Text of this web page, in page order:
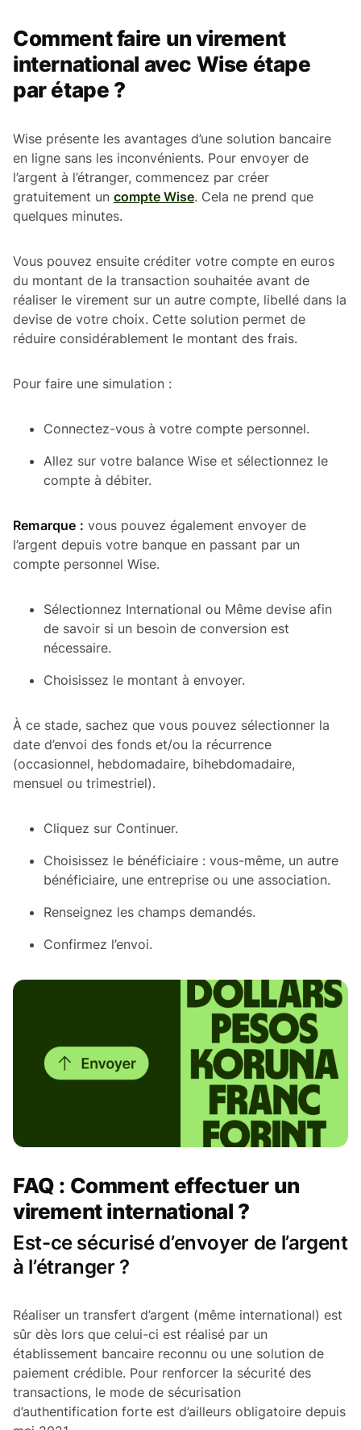
Comment faire un virement
international avec Wise étape
par étape ?
Wise présente les avantages d’une solution bancaire
en ligne sans les inconvénients. Pour envoyer de
l’argent à l’étranger, commencez par créer
gratuitement un compte Wise. Cela ne prend que
quelques minutes.
Vous pouvez ensuite créditer votre compte en euros
du montant de la transaction souhaitée avant de
réaliser le virement sur un autre compte, libellé dans la
devise de votre choix. Cette solution permet de
réduire considérablement le montant des frais.
Pour faire une simulation :
Connectez-vous à votre compte personnel.
Allez sur votre balance Wise et sélectionnez le
compte à débiter.
Remarque : vous pouvez également envoyer de
l’argent depuis votre banque en passant par un
compte personnel Wise.
Sélectionnez International ou Même devise afin
de savoir si un besoin de conversion est
nécessaire.
Choisissez le montant à envoyer.
À ce stade, sachez que vous pouvez sélectionner la
date d’envoi des fonds et/ou la récurrence
(occasionnel, hebdomadaire, bihebdomadaire,
mensuel ou trimestriel).
Cliquez sur Continuer.
Choisissez le bénéficiaire : vous-même, un autre
bénéficiaire, une entreprise ou une association.
Renseignez les champs demandés.
Confirmez l’envoi.
FAQ : Comment effectuer un
virement international ?
Est-ce sécurisé d’envoyer de l’argent
à l’étranger ?
Réaliser un transfert d’argent (même international) est
sûr dès lors que celui-ci est réalisé par un
établissement bancaire reconnu ou une solution de
paiement crédible. Pour renforcer la sécurité des
transactions, le mode de sécurisation
d’authentification forte est d’ailleurs obligatoire depuis